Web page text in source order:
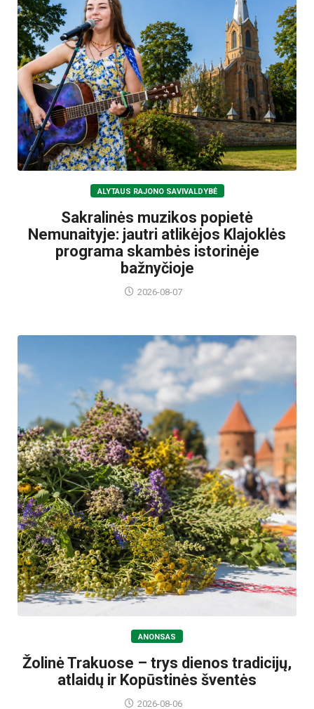
ALYTAUS RAJONO SAVIVALDYBĖ
Sakralinės muzikos popietė
Nemunaityje: jautri atlikėjos Klajoklės
programa skambės istorinėje
bažnyčioje
2026-08-07
ANONSAS
Žolinė Trakuose – trys dienos tradicijų,
atlaidų ir Kopūstinės šventės
2026-08-06